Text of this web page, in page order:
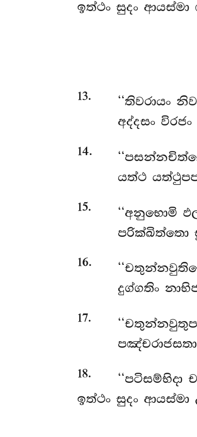
ඉත්ථං සුදං
13. ‘‘තිවරායං
අද්දසං
14.
යත්ථ
15.
‘‘අනුභොමි
පරික්ඛිත්තො
16.
දුග්ගතිං
17.
18.
ඉත්ථං සුදං